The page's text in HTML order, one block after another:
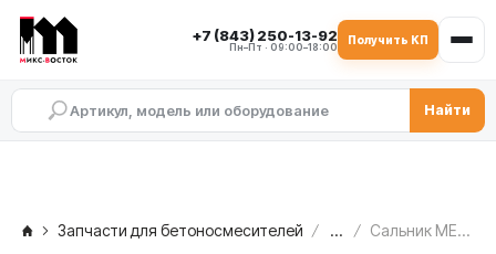
+7 (843) 250-13-92
Пн–Пт · 09:00–18:00
Получить КП
Найти
Запчасти для бетоносмесителей ... Сальник MEKA MB 1.0 ATW — со свободной стороны, 1010890